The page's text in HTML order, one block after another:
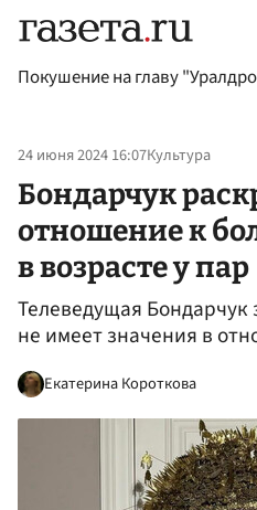
Покушение на главу
24 июня 2024 16:07Культура
Бондарчук
отношение к
в возрасте у пар
Телеведущая Бондарчук
не имеет значения в
Екатерина Короткова